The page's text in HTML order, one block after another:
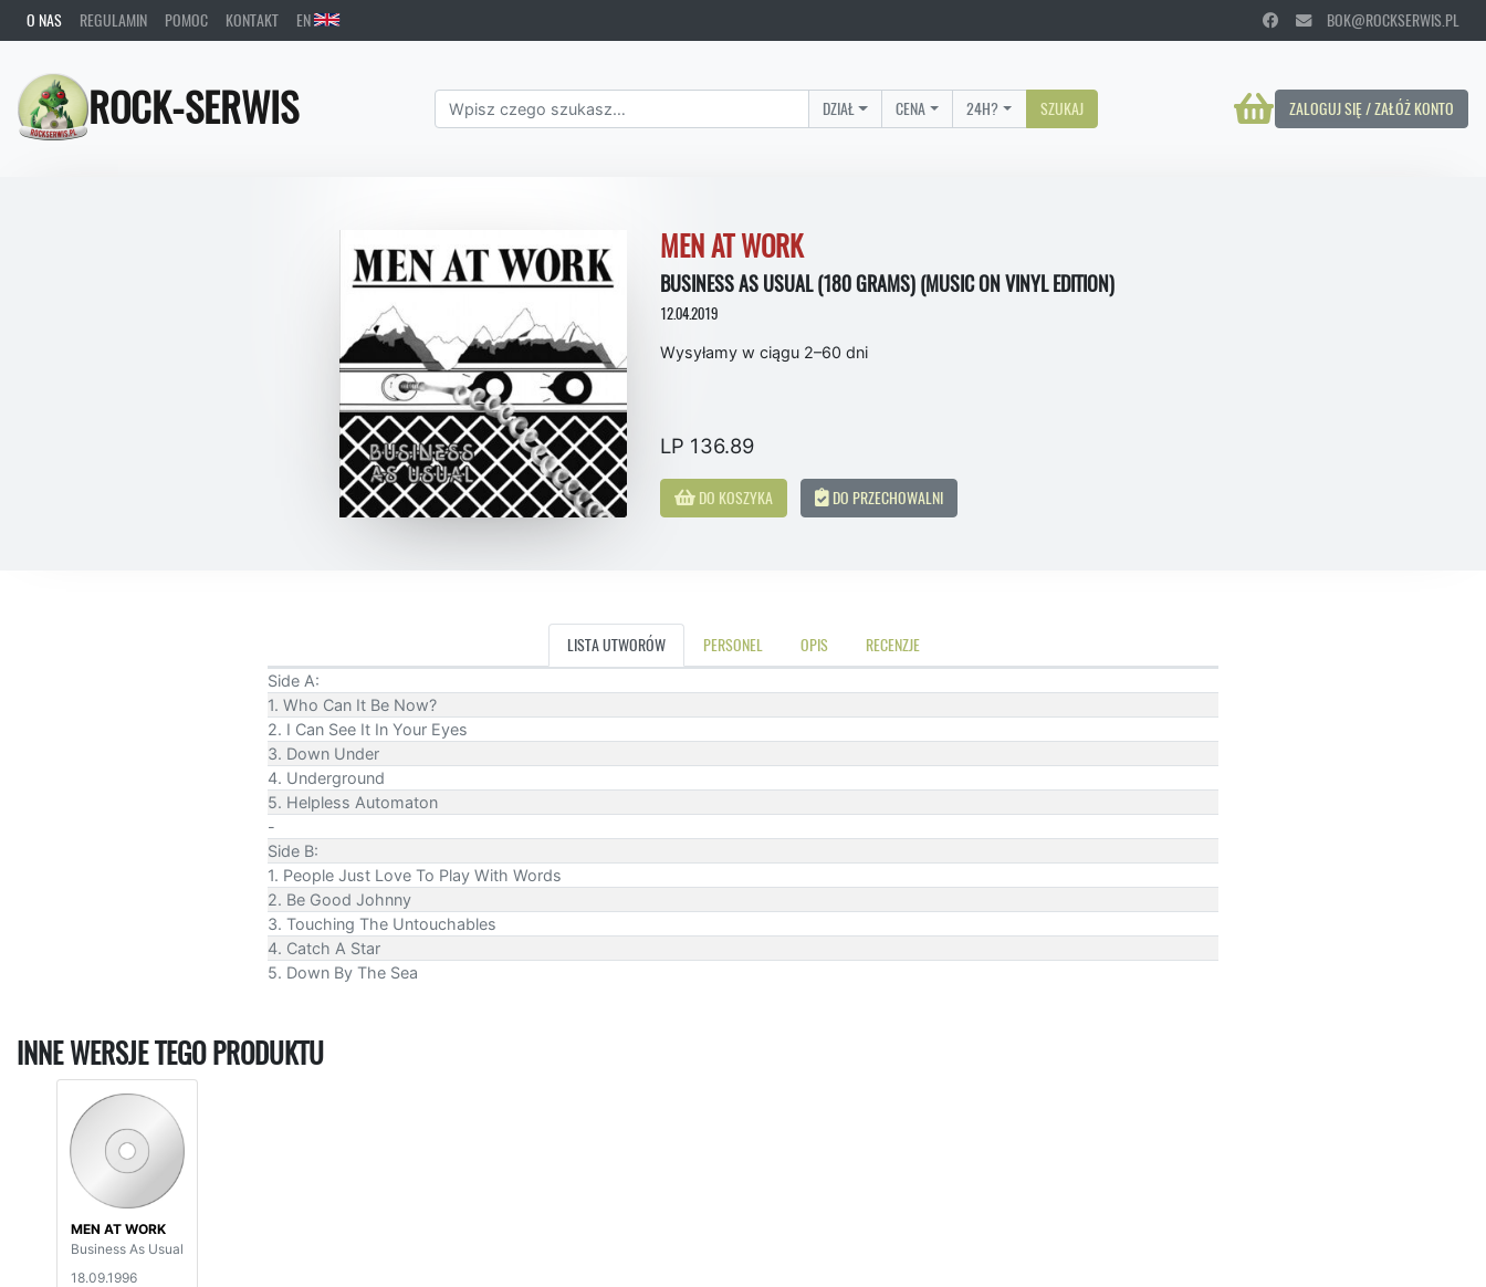
O NAS REGULAMIN POMOC KONTAKT EN BOK@ROCKSERWIS.PL
ROCK-SERWIS ZALOGUJ SIĘ / ZAŁÓŻ KONTO
DZIAŁ CENA 24H? SZUKAJ
MEN AT WORK
BUSINESS AS USUAL (180 GRAMS) (MUSIC ON VINYL EDITION)
12.04.2019
Wysyłamy w ciągu 2–60 dni
LP 136.89
DO KOSZYKA DO PRZECHOWALNI
LISTA UTWORÓW PERSONEL OPIS RECENZJE
Side A:
1. Who Can It Be Now?
2. I Can See It In Your Eyes
3. Down Under
4. Underground
5. Helpless Automaton
-
Side B:
1. People Just Love To Play With Words
2. Be Good Johnny
3. Touching The Untouchables
4. Catch A Star
5. Down By The Sea
INNE WERSJE TEGO PRODUKTU
MEN AT WORK
Business As Usual
18.09.1996